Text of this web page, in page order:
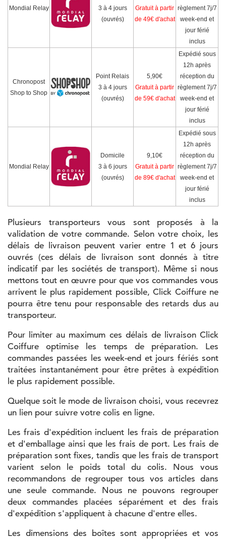
Mondial Relay
3 à 4 jours
(ouvrés)
Gratuit à partir
de 49€ d'achat
règlement 7j/7
week-end et
jour férié
inclus
Chronopost
Shop to Shop
Point Relais
3 à 4 jours
(ouvrés)
5,90€
Gratuit à partir
de 59€ d'achat
Expédié sous
12h après
réception du
règlement 7j/7
week-end et
jour férié
inclus
Mondial Relay
Domicile
3 à 6 jours
(ouvrés)
9,10€
Gratuit à partir
de 89€ d'achat
Expédié sous
12h après
réception du
règlement 7j/7
week-end et
jour férié
inclus
Plusieurs transporteurs vous sont proposés à la
validation de votre commande. Selon votre choix, les
délais de livraison peuvent varier entre 1 et 6 jours
ouvrés (ces délais de livraison sont donnés à titre
indicatif par les sociétés de transport). Même si nous
mettons tout en œuvre pour que vos commandes vous
arrivent le plus rapidement possible, Click Coiffure ne
pourra être tenu pour responsable des retards dus au
transporteur.
Pour limiter au maximum ces délais de livraison Click
Coiffure optimise les temps de préparation. Les
commandes passées les week-end et jours fériés sont
traitées instantanément pour être prêtes à expédition
le plus rapidement possible.
Quelque soit le mode de livraison choisi, vous recevrez
un lien pour suivre votre colis en ligne.
Les frais d'expédition incluent les frais de préparation
et d'emballage ainsi que les frais de port. Les frais de
préparation sont fixes, tandis que les frais de transport
varient selon le poids total du colis. Nous vous
recommandons de regrouper tous vos articles dans
une seule commande. Nous ne pouvons regrouper
deux commandes placées séparément et des frais
d'expédition s'appliquent à chacune d'entre elles.
Les dimensions des boîtes sont appropriées et vos